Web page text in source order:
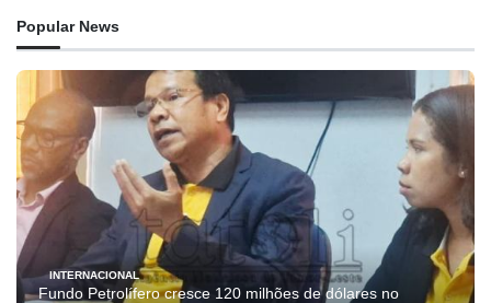
Popular News
INTERNACIONAL
Fundo Petrolífero cresce 120 milhões de dólares no